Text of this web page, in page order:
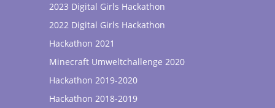
2023 Digital Girls Hackathon
2022 Digital Girls Hackathon
Hackathon 2021
Minecraft Umweltchallenge 2020
Hackathon 2019-2020
Hackathon 2018-2019